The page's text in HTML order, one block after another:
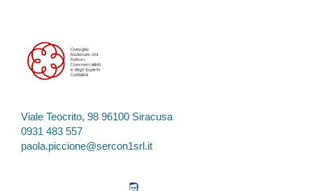
Viale Teocrito, 98 96100 Siracusa
0931 483 557
paola.piccione@sercon1srl.it